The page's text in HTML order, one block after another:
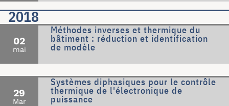
2018
02
mai
Méthodes inverses et thermique du
bâtiment : réduction et identification
de modèle
29
Mar
Systèmes diphasiques pour le contrôle
thermique de l'électronique de
puissance